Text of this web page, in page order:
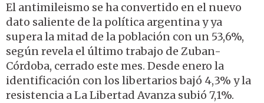
El antimileismo se ha convertido en el nuevo
dato saliente de la política argentina y ya
supera la mitad de la población con un 53,6%,
según revela el último trabajo de Zuban-
Córdoba, cerrado este mes. Desde enero la
identificación con los libertarios bajó 4,3% y la
resistencia a La Libertad Avanza subió 7,1%.